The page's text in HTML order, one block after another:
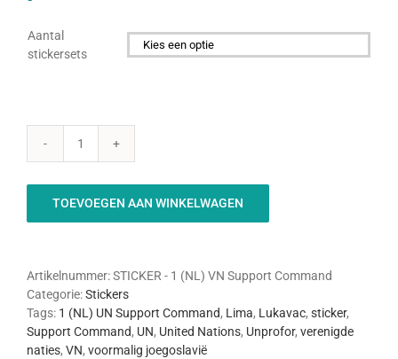
Aantal
stickersets
1
VN
Support
Command
aantal
TOEVOEGEN AAN WINKELWAGEN
Artikelnummer:STICKER - 1 (NL) VN Support Command
Categorie:Stickers
Tags: 1 (NL) UN Support Command, Lima, Lukavac, sticker,
Support Command, UN, United Nations, Unprofor, verenigde
naties, VN, voormalig joegoslavië